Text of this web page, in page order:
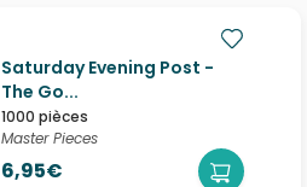
Saturday Evening Post -
The Go...
1000 pièces
Master Pieces
6,95€